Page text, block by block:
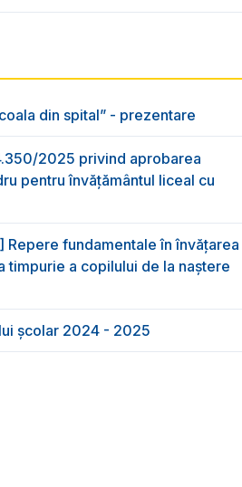
din spital” - prezentare
2025 privind aprobarea
pentru învățământul liceal cu
Repere fundamentale în învățarea
timpurie a copilului de la naștere
școlar 2024 - 2025